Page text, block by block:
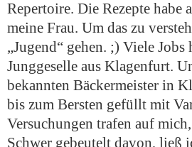
Repertoire. Die Rezepte
meine Frau. Um das zu
„Jugend“ gehen. ;) Viele
Junggeselle aus Klagenfurt.
bekannten Bäckermeister in
bis zum Bersten gefüllt mit
Versuchungen trafen auf
Schwer gebeutelt davon, ließ